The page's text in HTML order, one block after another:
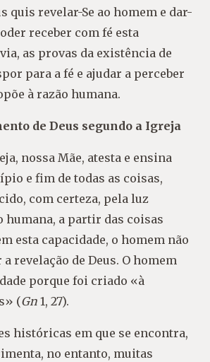
quis revelar-Se ao homem e dar-
receber com fé esta
as provas da existência de
para a fé e ajudar a perceber
à razão humana.
de Deus segundo a Igreja
nossa Mãe, atesta e ensina
e fim de todas as coisas,
com certeza, pela luz
humana, a partir das coisas
esta capacidade, o homem não
revelação de Deus. O homem
porque foi criado «à
(Gn 1, 27).
históricas em que se encontra,
no entanto, muitas